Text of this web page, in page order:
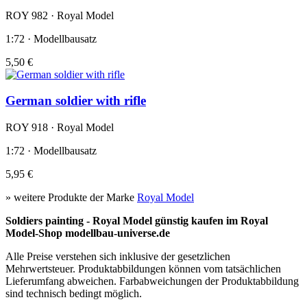
ROY 982 · Royal Model
1:72 · Modellbausatz
5,50 €
German soldier with rifle
ROY 918 · Royal Model
1:72 · Modellbausatz
5,95 €
» weitere Produkte der Marke Royal Model
Soldiers painting - Royal Model günstig kaufen im Royal
Model-Shop modellbau-universe.de
Alle Preise verstehen sich inklusive der gesetzlichen
Mehrwertsteuer. Produktabbildungen können vom tatsächlichen
Lieferumfang abweichen. Farbabweichungen der Produktabbildung
sind technisch bedingt möglich.